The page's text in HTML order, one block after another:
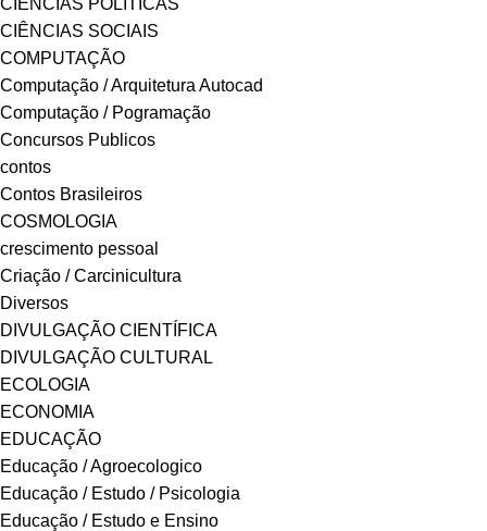
CIÊNCIAS POLÍTICAS
CIÊNCIAS SOCIAIS
COMPUTAÇÃO
Computação / Arquitetura Autocad
Computação / Pogramação
Concursos Publicos
contos
Contos Brasileiros
COSMOLOGIA
crescimento pessoal
Criação / Carcinicultura
Diversos
DIVULGAÇÃO CIENTÍFICA
DIVULGAÇÃO CULTURAL
ECOLOGIA
ECONOMIA
EDUCAÇÃO
Educação / Agroecologico
Educação / Estudo / Psicologia
Educação / Estudo e Ensino